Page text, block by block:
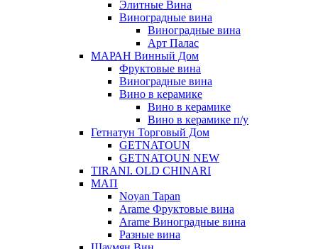
Элитные Вина
Виноградные вина
Виноградные вина
Арт Палас
МАРАН Винный Дом
Фруктовые вина
Виноградные вина
Вино в керамике
Вино в керамике
Вино в керамике п/у
Гетнатун Торговый Дом
GETNATOUN
GETNATOUN NEW
TIRANI. OLD CHINARI
МАП
Noyan Tapan
Arame Фруктовые вина
Arame Виноградные вина
Разные вина